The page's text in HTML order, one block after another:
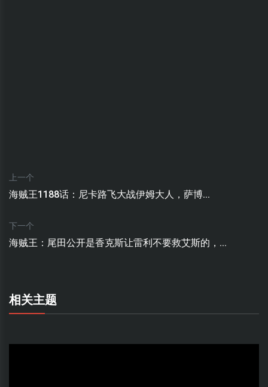
上一个
海贼王1188话：尼卡路飞大战伊姆大人，萨博...
下一个
海贼王：尾田公开是香克斯让雷利不要救艾斯的，...
相关主题